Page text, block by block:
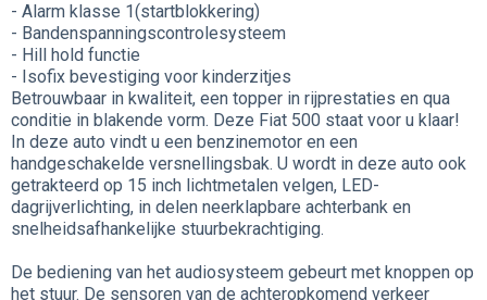
- Alarm klasse 1(startblokkering)
- Bandenspanningscontrolesysteem
- Hill hold functie
- Isofix bevestiging voor kinderzitjes
Betrouwbaar in kwaliteit, een topper in rijprestaties en qua
conditie in blakende vorm. Deze Fiat 500 staat voor u klaar!
In deze auto vindt u een benzinemotor en een
handgeschakelde versnellingsbak. U wordt in deze auto ook
getrakteerd op 15 inch lichtmetalen velgen, LED-
dagrijverlichting, in delen neerklapbare achterbank en
snelheidsafhankelijke stuurbekrachtiging.
De bediening van het audiosysteem gebeurt met knoppen op
het stuur. De sensoren van de achteropkomend verkeer